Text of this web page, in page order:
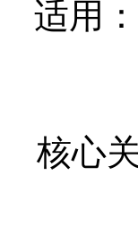
适用
核心